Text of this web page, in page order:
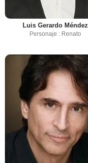
Luis Gerardo Méndez
Personaje : Renato